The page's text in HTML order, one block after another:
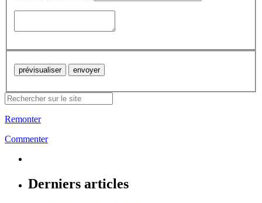
Remonter
Commenter
Derniers articles